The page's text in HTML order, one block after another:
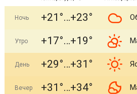
Ночь +21° +23°
Утро +17° +19°
День +29° +31°
Вечер +31° +34°